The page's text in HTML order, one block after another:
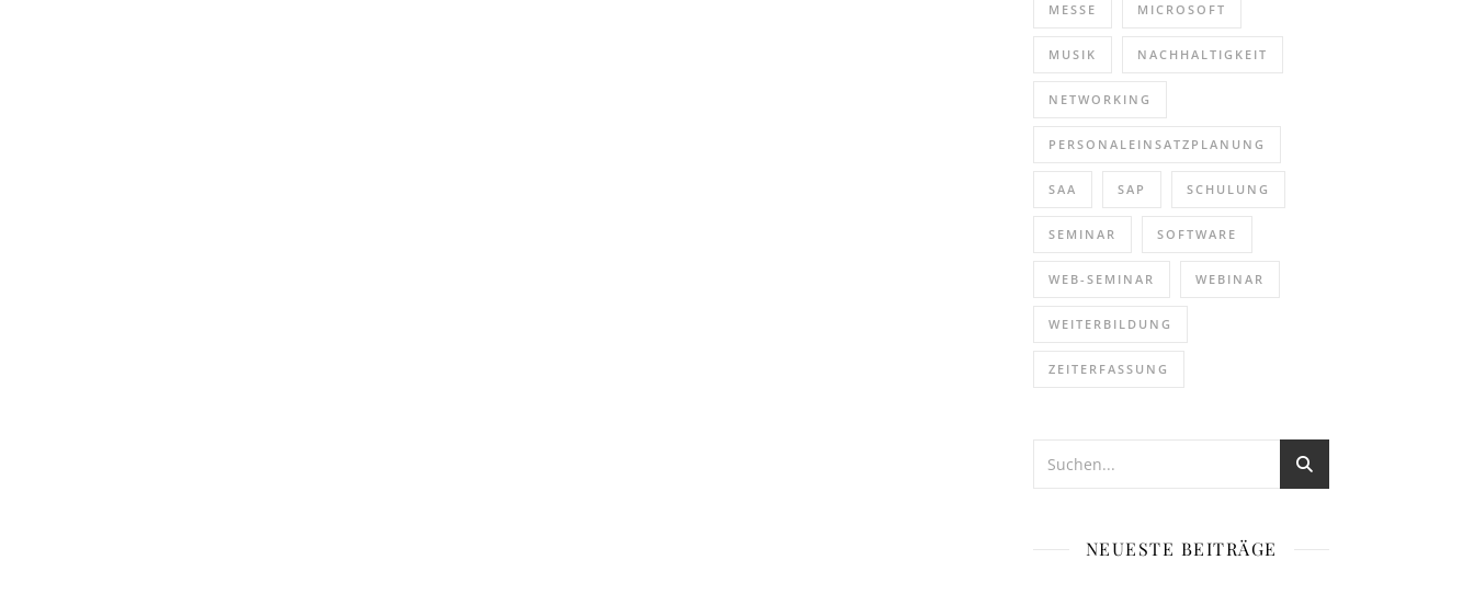
MESSE MICROSOFT
MUSIK NACHHALTIGKEIT
NETWORKING
PERSONALEINSATZPLANUNG
SAA SAP SCHULUNG
SEMINAR SOFTWARE
WEB-SEMINAR WEBINAR
WEITERBILDUNG
ZEITERFASSUNG
NEUESTE BEITRÄGE